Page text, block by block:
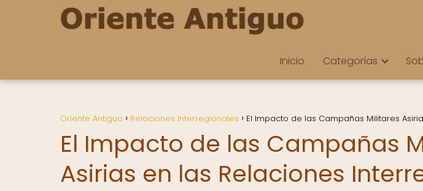
Inicio Categorías
Oriente Antiguo Relaciones Interregionales El Impacto de las Campañas Militares
El Impacto de las Campañas
Asirias en las Relaciones